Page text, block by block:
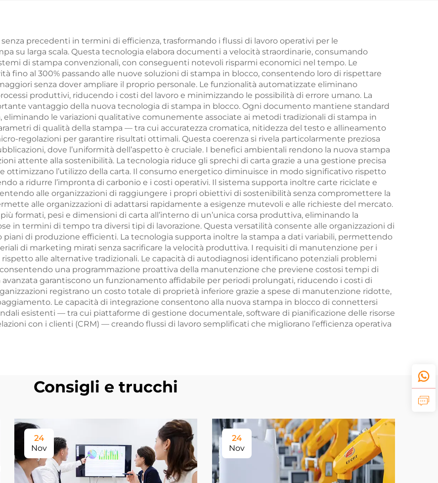
protettiva
PVC plastica, carte
da poker
personalizzate
precedenti in termini di efficienza, trasformando i flussi di lavoro operativi per le
su larga scala. Questa tecnologia elabora documenti a velocità straordinarie, consumando
di stampa convenzionali, con conseguenti notevoli risparmi economici nel tempo. Le
fino al 300% passando alle nuove soluzioni di stampa in blocco, consentendo loro di rispettare
senza dover ampliare il proprio personale. Le funzionalità automatizzate eliminano
produttivi, riducendo i costi del lavoro e minimizzando le possibilità di errore umano. La
vantaggio della nuova tecnologia di stampa in blocco. Ogni documento mantiene standard
eliminando le variazioni qualitative comunemente associate ai metodi tradizionali di stampa in
di qualità della stampa — tra cui accuratezza cromatica, nitidezza del testo e allineamento
regolazioni per garantire risultati ottimali. Questa coerenza si rivela particolarmente preziosa
dove l’uniformità dell’aspetto è cruciale. I benefici ambientali rendono la nuova stampa
attente alla sostenibilità. La tecnologia riduce gli sprechi di carta grazie a una gestione precisa
l’utilizzo della carta. Il consumo energetico diminuisce in modo significativo rispetto
a ridurre l’impronta di carbonio e i costi operativi. Il sistema supporta inoltre carte riciclate e
alle organizzazioni di raggiungere i propri obiettivi di sostenibilità senza compromettere la
alle organizzazioni di adattarsi rapidamente a esigenze mutevoli e alle richieste del mercato.
formati, pesi e dimensioni di carta all’interno di un’unica corsa produttiva, eliminando la
in termini di tempo tra diversi tipi di lavorazione. Questa versatilità consente alle organizzazioni di
di produzione efficienti. La tecnologia supporta inoltre la stampa a dati variabili, permettendo
di marketing mirati senza sacrificare la velocità produttiva. I requisiti di manutenzione per i
alle alternative tradizionali. Le capacità di autodiagnosi identificano potenziali problemi
una programmazione proattiva della manutenzione che previene costosi tempi di
garantiscono un funzionamento affidabile per periodi prolungati, riducendo i costi di
registrano un costo totale di proprietà inferiore grazie a spese di manutenzione ridotte,
Le capacità di integrazione consentono alla nuova stampa in blocco di connettersi
esistenti — tra cui piattaforme di gestione documentale, software di pianificazione delle risorse
con i clienti (CRM) — creando flussi di lavoro semplificati che migliorano l’efficienza operativa
Consigli e trucchi
24
Nov
24
Nov